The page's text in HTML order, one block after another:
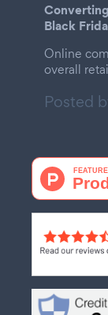
Black
Online
overall
Posted